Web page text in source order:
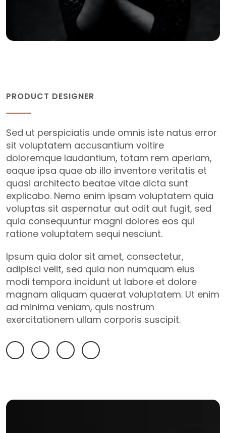
PRODUCT DESIGNER
Sed ut perspiciatis unde omnis iste natus error
sit voluptatem accusantium voltire
doloremque laudantium, totam rem aperiam,
eaque ipsa quae ab illo inventore veritatis et
quasi architecto beatae vitae dicta sunt
explicabo. Nemo enim ipsam voluptatem quia
voluptas sit aspernatur aut odit aut fugit, sed
quia consequuntur magni dolores eos qui
ratione voluptatem sequi nesciunt.
Ipsum quia dolor sit amet, consectetur,
adipisci velit, sed quia non numquam eius
modi tempora incidunt ut labore et dolore
magnam aliquam quaerat voluptatem. Ut enim
ad minima veniam, quis nostrum
exercitationem ullam corporis suscipit.